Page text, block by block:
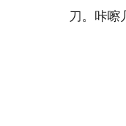
刀。咔嚓